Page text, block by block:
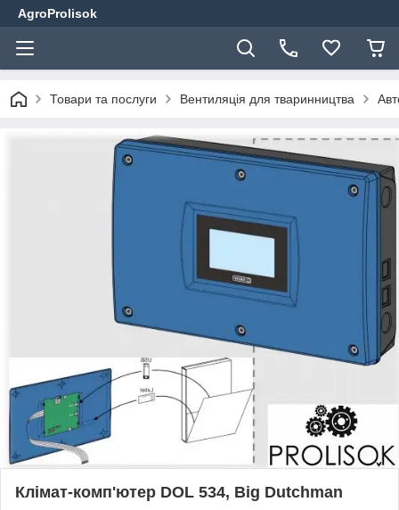
AgroProlisok
Товари та послуги Вентиляція для тваринництва
Клімат-комп'ютер DOL 534, Big Dutchman